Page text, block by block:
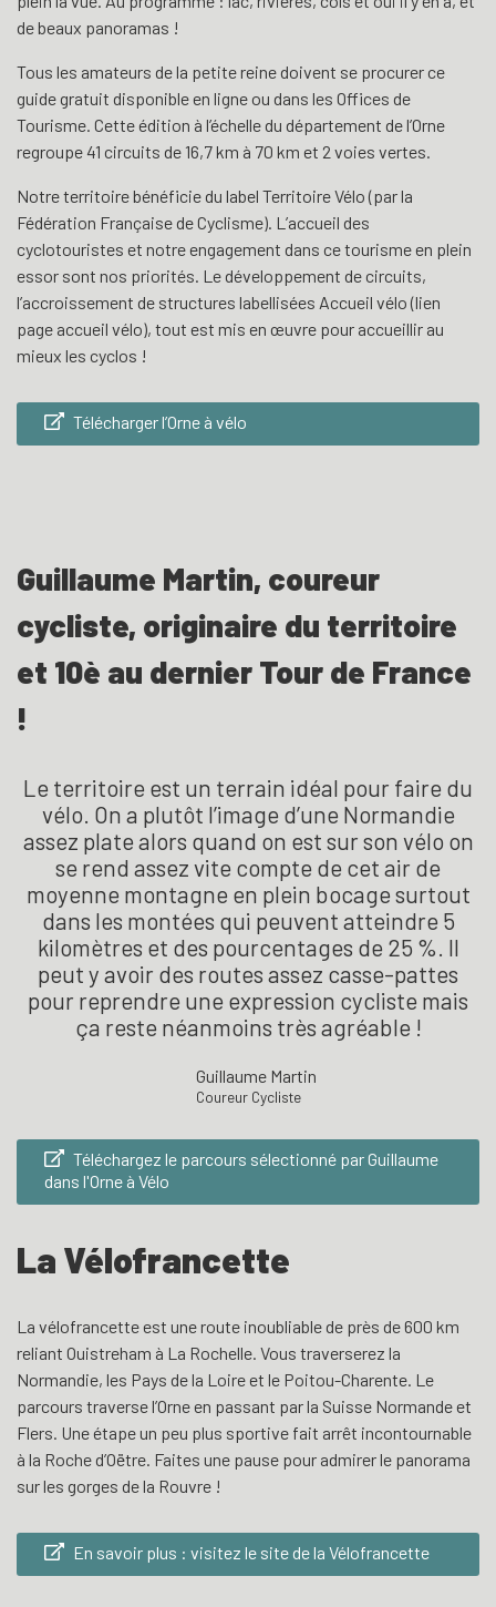
de beaux panoramas !
Tous les amateurs de la petite reine doivent se procurer ce
guide gratuit disponible en ligne ou dans les Offices de
Tourisme. Cette édition à l’échelle du département de l’Orne
regroupe 41 circuits de 16,7 km à 70 km et 2 voies vertes.
Notre territoire bénéficie du label Territoire Vélo (par la
Fédération Française de Cyclisme). L’accueil des
cyclotouristes et notre engagement dans ce tourisme en plein
essor sont nos priorités. Le développement de circuits,
l’accroissement de structures labellisées Accueil vélo (lien
page accueil vélo), tout est mis en œuvre pour accueillir au
mieux les cyclos !
Télécharger l’Orne à vélo
Guillaume Martin, coureur
cycliste, originaire du territoire
et 10è au dernier Tour de France
!
Le territoire est un terrain idéal pour faire du
vélo. On a plutôt l’image d’une Normandie
assez plate alors quand on est sur son vélo on
se rend assez vite compte de cet air de
moyenne montagne en plein bocage surtout
dans les montées qui peuvent atteindre 5
kilomètres et des pourcentages de 25 %. Il
peut y avoir des routes assez casse-pattes
pour reprendre une expression cycliste mais
ça reste néanmoins très agréable !
Guillaume Martin
Coureur Cycliste
Téléchargez le parcours sélectionné par Guillaume
dans l'Orne à Vélo
La Vélofrancette
La vélofrancette est une route inoubliable de près de 600 km
reliant Ouistreham à La Rochelle. Vous traverserez la
Normandie, les Pays de la Loire et le Poitou-Charente. Le
parcours traverse l’Orne en passant par la Suisse Normande et
Flers. Une étape un peu plus sportive fait arrêt incontournable
à la Roche d’Oëtre. Faites une pause pour admirer le panorama
sur les gorges de la Rouvre !
En savoir plus : visitez le site de la Vélofrancette